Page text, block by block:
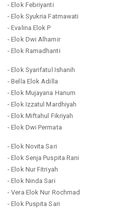
- Elok Febriyanti
- Elok Syukria Fatmawati
- Evalina Elok P
- Elok Dwi Alhamir
- Elok Ramadhanti
- Elok Syarifatul Ishanih
- Bella Elok Adilla
- Elok Mujayana Hanum
- Elok Izzatul Mardhiyah
- Elok Miftahul Fikriyah
- Elok Dwi Permata
- Elok Novita Sari
- Elok Senja Puspita Rani
- Elok Nur Fitriyah
- Elok Ninda Sari
- Vera Elok Nur Rochmad
- Elok Puspita Sari